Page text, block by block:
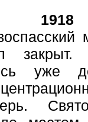
1918
уже